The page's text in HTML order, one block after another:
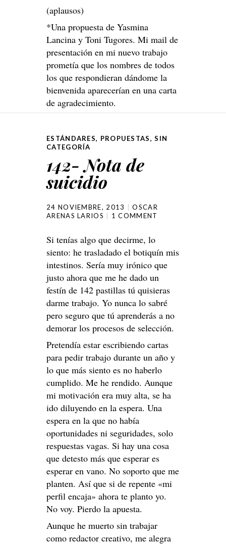
(aplausos)
*Una propuesta de Yasmina
Lancina y Toni Tugores. Mi mail de
presentación en mi nuevo trabajo
prometía que los nombres de todos
los que respondieran dándome la
bienvenida aparecerían en una carta
de agradecimiento.
ESTÁNDARES, PROPUESTAS,SIN
CATEGORÍA
142- Nota de
suicidio
24 NOVIEMBRE, 2013
OSCAR
ARENAS LARIOS
1 COMMENT
Si tenías algo que decirme, lo
siento: he trasladado el botiquín mis
intestinos. Sería muy irónico que
justo ahora que me he dado un
festín de 142 pastillas tú quisieras
darme trabajo. Yo nunca lo sabré
pero seguro que tú aprenderás a no
demorar los procesos de selección.
Pretendía estar escribiendo cartas
para pedir trabajo durante un año y
lo que más siento es no haberlo
cumplido. Me he rendido. Aunque
mi motivación era muy alta, se ha
ido diluyendo en la espera. Una
espera en la que no había
oportunidades ni seguridades, solo
respuestas vagas. Si hay una cosa
que detesto más que esperar es
esperar en vano. No soporto que me
planten. Así que si de repente «mi
perfil encaja» ahora te planto yo.
No voy. Pierdo la apuesta.
Aunque he muerto sin trabajar
como redactor creativo, me alegra